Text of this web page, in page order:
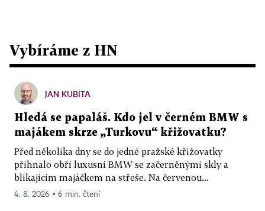
Vybíráme z HN
JAN KUBITA
Hledá se papaláš. Kdo jel v černém BMW s
majákem skrze „Turkovu“ křižovatku?
Před několika dny se do jedné pražské křižovatky
přihnalo obří luxusní BMW se začerněnými skly a
blikajícím majáčkem na střeše. Na červenou...
4. 8. 2026 ▪ 6 min. čtení